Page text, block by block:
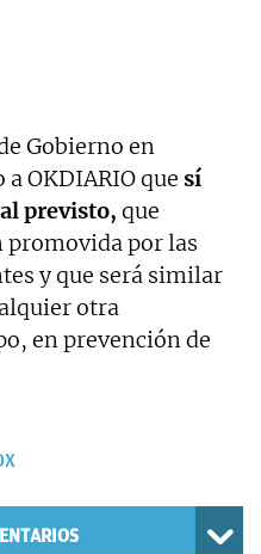
Gobierno en
OKDIARIO que sí
previsto, que
por las
y que será similar
otra
en prevención de